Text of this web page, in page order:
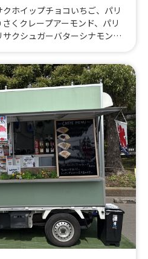
ホイップチョコいちご、パリ
くクレープアーモンド、パリ
クシュガーバターシナモン、
ープホイップいちご、もっち
ナナ、もっちりクレープアー
ープホイップチョコ、もっち
チョコ、もっちりロングクレ
ヨサラダ、もっちりクレープ
クレープポテサラ、もっちり
ん用クレープ、チョコスペシ
ーヒー、かき氷、のむかき氷